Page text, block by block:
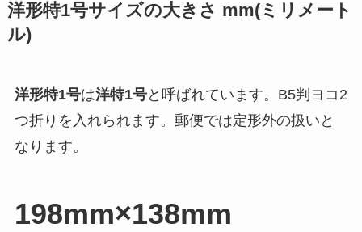
洋形特1号サイズの大きさ mm(ミリメート
ル)
洋形特1号は洋特1号と呼ばれています。 B5判ヨコ2
つ折り を入れられます。郵便では定形外の扱いと
なります。
198mm×138mm